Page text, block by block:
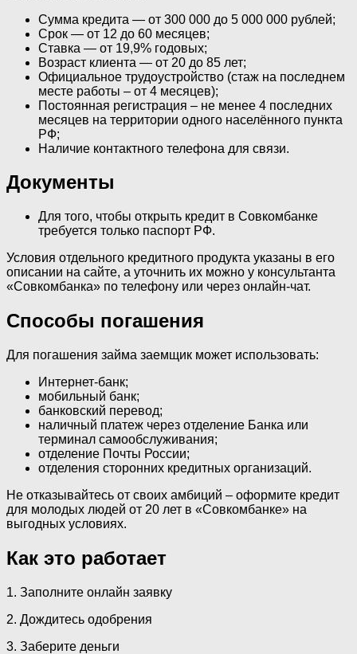
Сумма кредита — от 300 000 до 5 000 000 рублей;
Срок — от 12 до 60 месяцев;
Ставка — от 19,9% годовых;
Возраст клиента — от 20 до 85 лет;
Официальное трудоустройство (стаж на последнем
месте работы – от 4 месяцев);
Постоянная регистрация – не менее 4 последних
месяцев на территории одного населённого пункта
РФ;
Наличие контактного телефона для связи.
Документы
Для того, чтобы открыть кредит в Совкомбанке
требуется только паспорт РФ.
Условия отдельного кредитного продукта указаны в его
описании на сайте, а уточнить их можно у консультанта
«Совкомбанка» по телефону или через онлайн-чат.
Способы погашения
Для погашения займа заемщик может использовать:
Интернет-банк;
мобильный банк;
банковский перевод;
наличный платеж через отделение Банка или
терминал самообслуживания;
отделение Почты России;
отделения сторонних кредитных организаций.
Не отказывайтесь от своих амбиций – оформите кредит
для молодых людей от 20 лет в «Совкомбанке» на
выгодных условиях.
Как это работает
1. Заполните онлайн заявку
2. Дождитесь одобрения
3. Заберите деньги